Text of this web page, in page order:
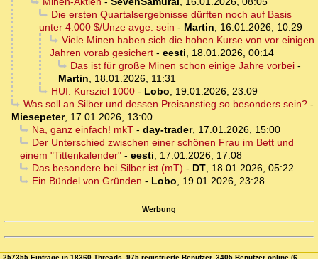
Die ersten Quartalsergebnisse dürften noch auf Basis
unter 4.000 $/Unze avge. sein - Martin, 16.01.2026, 10:29
Viele Minen haben sich die hohen Kurse von vor einigen
Jahren vorab gesichert - eesti, 18.01.2026, 00:14
Das ist für große Minen schon einige Jahre vorbei-
Martin, 18.01.2026, 11:31
HUI: Kursziel 1000- Lobo, 19.01.2026, 23:09
Was soll an Silber und dessen Preisanstieg so besonders sein?-
Miesepeter, 17.01.2026, 13:00
Na, ganz einfach! mkT- day-trader, 17.01.2026, 15:00
Der Unterschied zwischen einer schönen Frau im Bett und
einem "Tittenkalender" - eesti, 17.01.2026, 17:08
Das besondere bei Silber ist (mT) - DT, 18.01.2026, 05:22
Ein Bündel von Gründen - Lobo, 19.01.2026, 23:28
Werbung
257355 Einträge in 18360 Threads, 975 registrierte Benutzer, 3405 Benutzer online (6